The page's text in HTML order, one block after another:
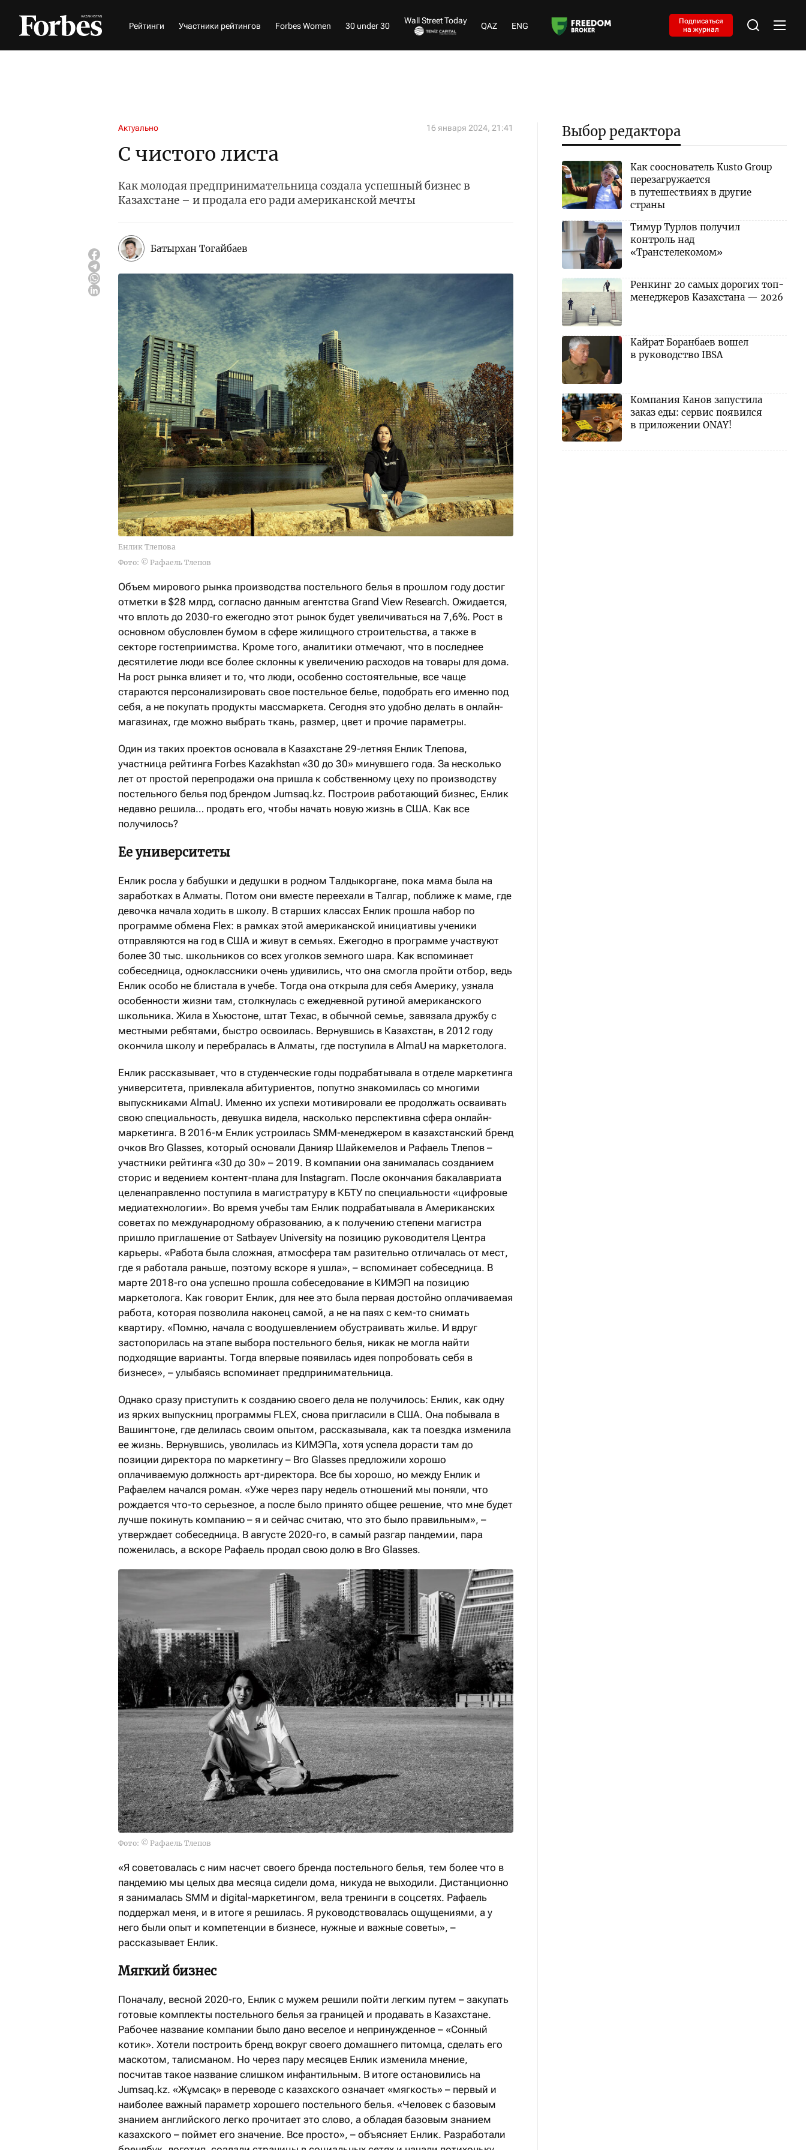
Рейтинги Участники рейтингов Forbes Women 30 under 30
Wall Street Today
QAZ ENG
Подписаться
на журнал
Актуально 16 января 2024, 21:41
С чистого листа
Как молодая предпринимательница создала успешный бизнес в
Казахстане – и продала его ради американской мечты
Батырхан Тогайбаев
Енлик Тлепова
Фото: © Рафаель Тлепов
Объем мирового рынка производства постельного белья в прошлом году достиг
отметки в $28 млрд, согласно данным агентства Grand View Research. Ожидается,
что вплоть до 2030-го ежегодно этот рынок будет увеличиваться на 7,6%. Рост в
основном обусловлен бумом в сфере жилищного строительства, а также в
секторе гостеприимства. Кроме того, аналитики отмечают, что в последнее
десятилетие люди все более склонны к увеличению расходов на товары для дома.
На рост рынка влияет и то, что люди, особенно состоятельные, все чаще
стараются персонализировать свое постельное белье, подобрать его именно под
себя, а не покупать продукты массмаркета. Сегодня это удобно делать в онлайн-
магазинах, где можно выбрать ткань, размер, цвет и прочие параметры.
Один из таких проектов основала в Казахстане 29-летняя Енлик Тлепова,
участница рейтинга Forbes Kazakhstan «30 до 30» минувшего года. За несколько
лет от простой перепродажи она пришла к собственному цеху по производству
постельного белья под брендом Jumsaq.kz. Построив работающий бизнес, Енлик
недавно решила… продать его, чтобы начать новую жизнь в США. Как все
получилось?
Ее университеты
Енлик росла у бабушки и дедушки в родном Талдыкоргане, пока мама была на
заработках в Алматы. Потом они вместе переехали в Талгар, поближе к маме, где
девочка начала ходить в школу. В старших классах Енлик прошла набор по
программе обмена Flex: в рамках этой американской инициативы ученики
отправляются на год в США и живут в семьях. Ежегодно в программе участвуют
более 30 тыс. школьников со всех уголков земного шара. Как вспоминает
собеседница, одноклассники очень удивились, что она смогла пройти отбор, ведь
Енлик особо не блистала в учебе. Тогда она открыла для себя Америку, узнала
особенности жизни там, столкнулась с ежедневной рутиной американского
школьника. Жила в Хьюстоне, штат Техас, в обычной семье, завязала дружбу с
местными ребятами, быстро освоилась. Вернувшись в Казахстан, в 2012 году
окончила школу и перебралась в Алматы, где поступила в AlmaU на маркетолога.
Енлик рассказывает, что в студенческие годы подрабатывала в отделе маркетинга
университета, привлекала абитуриентов, попутно знакомилась со многими
выпускниками AlmaU. Именно их успехи мотивировали ее продолжать осваивать
свою специальность, девушка видела, насколько перспективна сфера онлайн-
маркетинга. В 2016-м Енлик устроилась SMM-менеджером в казахстанский бренд
очков Bro Glasses, который основали Данияр Шайкемелов и Рафаель Тлепов –
участники рейтинга «30 до 30» – 2019. В компании она занималась созданием
сторис и ведением контент-плана для Instagram. После окончания бакалавриата
целенаправленно поступила в магистратуру в КБТУ по специальности «цифровые
медиатехнологии». Во время учебы там Енлик подрабатывала в Американских
советах по международному образованию, а к получению степени магистра
пришло приглашение от Satbayev University на позицию руководителя Центра
карьеры. «Работа была сложная, атмосфера там разительно отличалась от мест,
где я работала раньше, поэтому вскоре я ушла», – вспоминает собеседница. В
марте 2018-го она успешно прошла собеседование в КИМЭП на позицию
маркетолога. Как говорит Енлик, для нее это была первая достойно оплачиваемая
работа, которая позволила наконец самой, а не на паях с кем-то снимать
квартиру. «Помню, начала с воодушевлением обустраивать жилье. И вдруг
застопорилась на этапе выбора постельного белья, никак не могла найти
подходящие варианты. Тогда впервые появилась идея попробовать себя в
бизнесе», – улыбаясь вспоминает предпринимательница.
Однако сразу приступить к созданию своего дела не получилось: Енлик, как одну
из ярких выпускниц программы FLEX, снова пригласили в США. Она побывала в
Вашингтоне, где делилась своим опытом, рассказывала, как та поездка изменила
ее жизнь. Вернувшись, уволилась из КИМЭПа, хотя успела дорасти там до
позиции директора по маркетингу – Bro Glasses предложили хорошо
оплачиваемую должность арт-директора. Все бы хорошо, но между Енлик и
Рафаелем начался роман. «Уже через пару недель отношений мы поняли, что
рождается что-то серьезное, а после было принято общее решение, что мне будет
лучше покинуть компанию – я и сейчас считаю, что это было правильным», –
утверждает собеседница. В августе 2020-го, в самый разгар пандемии, пара
поженилась, а вскоре Рафаель продал свою долю в Bro Glasses.
Фото: © Рафаель Тлепов
«Я советовалась с ним насчет своего бренда постельного белья, тем более что в
пандемию мы целых два месяца сидели дома, никуда не выходили. Дистанционно
я занималась SMM и digital-маркетингом, вела тренинги в соцсетях. Рафаель
поддержал меня, и в итоге я решилась. Я руководствовалась ощущениями, а у
него были опыт и компетенции в бизнесе, нужные и важные советы», –
рассказывает Енлик.
Мягкий бизнес
Поначалу, весной 2020-го, Енлик с мужем решили пойти легким путем – закупать
готовые комплекты постельного белья за границей и продавать в Казахстане.
Рабочее название компании было дано веселое и непринужденное – «Сонный
котик». Хотели построить бренд вокруг своего домашнего питомца, сделать его
маскотом, талисманом. Но через пару месяцев Енлик изменила мнение,
посчитав такое название слишком инфантильным. В итоге остановились на
Jumsaq.kz. «Жұмсақ» в переводе с казахского означает «мягкость» – первый и
наиболее важный параметр хорошего постельного белья. «Человек с базовым
знанием английского легко прочитает это слово, а обладая базовым знанием
казахского – поймет его значение. Все просто», – объясняет Енлик. Разработали
Выбор редактора
Как сооснователь Kusto Group
перезагружается
в путешествиях в другие
страны
Тимур Турлов получил
контроль над
«Транстелекомом»
Ренкинг 20 самых дорогих топ-
менеджеров Казахстана — 2026
Кайрат Боранбаев вошел
в руководство IBSA
Компания Канов запустила
заказ еды: сервис появился
в приложении ONAY!